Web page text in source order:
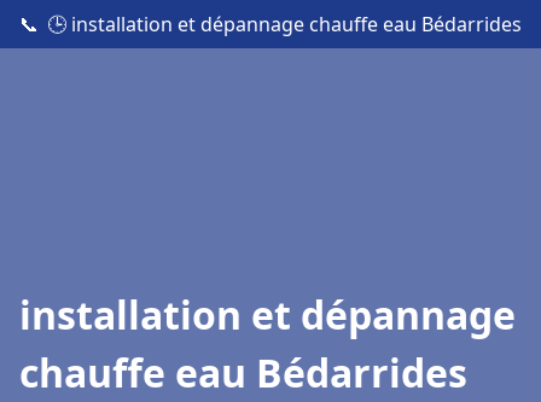
📞 🕒 installation et dépannage chauffe eau Bédarrides
installation et dépannage
chauffe eau Bédarrides